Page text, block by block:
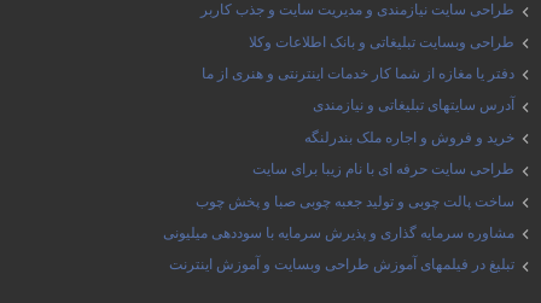
طراحی سایت نیازمندی و مدیریت سایت و جذب کاربر
طراحی وبسایت تبلیغاتی و بانک اطلاعات وکلا
دفتر یا مغازه از شما کار خدمات اینترنتی و هنری از ما
آدرس سایتهای تبلیغاتی و نیازمندی
خرید و فروش و اجاره ملک بندرلنگه
طراحی سایت حرفه ای با نام زیبا برای سایت
ساخت پالت چوبی و تولید جعبه چوبی صبا و پخش چوب
مشاوره سرمایه گذاری و پذیرش سرمایه با سوددهی میلیونی
تبلیغ در فیلمهای آموزش طراحی وبسایت و آموزش اینترنت